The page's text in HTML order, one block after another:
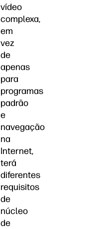
vídeo
complexa,
em
vez
de
apenas
para
programas
padrão
e
navegação
na
Internet,
terá
diferentes
requisitos
de
núcleo
de